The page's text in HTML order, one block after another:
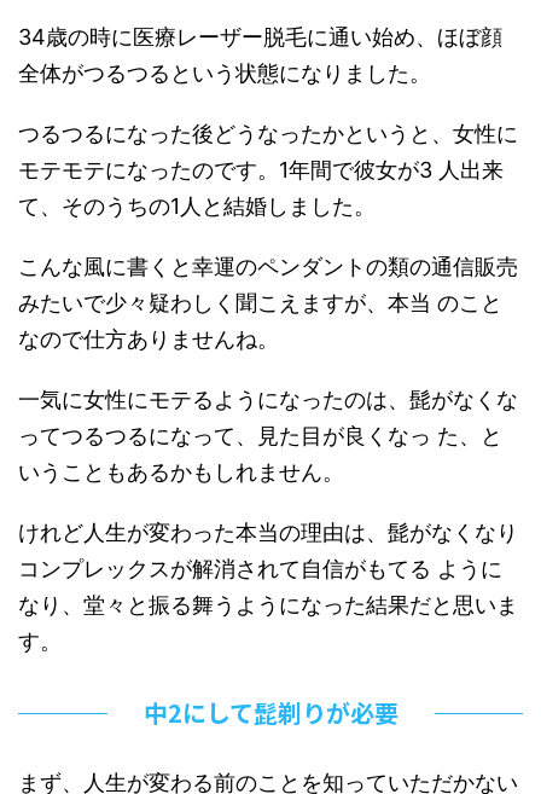
34歳の時に医療レーザー脱毛に通い始め、ほぼ顔
全体がつるつるという状態になりました。
つるつるになった後どうなったかというと、女性に
モテモテになったのです。1年間で彼女が3 人出来
て、そのうちの1人と結婚しました。
こんな風に書くと幸運のペンダントの類の通信販売
みたいで少々疑わしく聞こえますが、本当 のこと
なので仕方ありませんね。
一気に女性にモテるようになったのは、髭がなくな
ってつるつるになって、見た目が良くなっ た、と
いうこともあるかもしれません。
けれど人生が変わった本当の理由は、髭がなくなり
コンプレックスが解消されて自信がもてる ように
なり、堂々と振る舞うようになった結果だと思いま
す。
中2にして髭剃りが必要
まず、人生が変わる前のことを知っていただかない